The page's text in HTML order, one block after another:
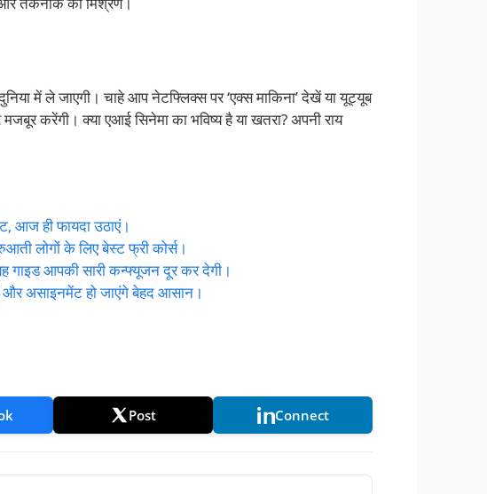
में ले जाएगी। चाहे आप नेटफ्लिक्स पर ‘एक्स माकिना’ देखें या यूट्यूब
करेंगी। क्या एआई सिनेमा का भविष्य है या खतरा? अपनी राय
आज ही फायदा उठाएं।
लोगों के लिए बेस्ट फ्री कोर्स।
आपकी सारी कन्फ्यूजन दूर कर देगी।
असाइनमेंट हो जाएंगे बेहद आसान।
Post Connect